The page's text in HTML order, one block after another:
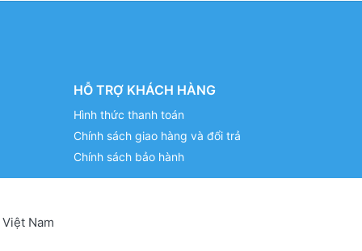
HỖ TRỢ KHÁCH HÀNG
Hình thức thanh toán
Chính sách giao hàng và đổi trả
Chính sách bảo hành
Nam